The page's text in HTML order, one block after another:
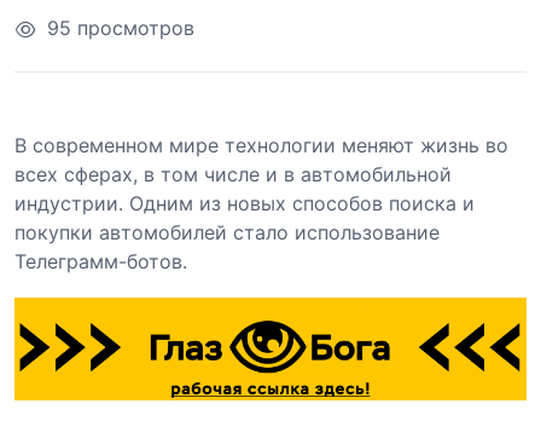
95 просмотров
В современном мире технологии меняют жизнь во
всех сферах, в том числе и в автомобильной
индустрии. Одним из новых способов поиска и
покупки автомобилей стало использование
Телеграмм-ботов.